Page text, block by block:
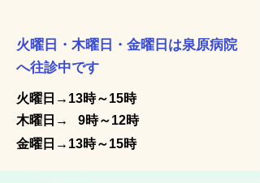
​火曜日・木曜日・金曜日は泉原病院
へ往診中です
​火曜日 →13時～15時
木曜日→
9時～12時
​金曜日→13時～15時